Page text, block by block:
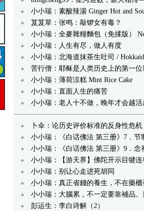
小小瑞：素酸辣湯 Ginger Hot and
芨芨草：张鸣：敲锣女有毒？
小小瑞：全麥雜糧麵包（免揉版）
小小瑞：人生有尽，做人有度
小小瑞：北海道抹茶生吐司 /
苦行僧：耶稣是人类历史上的第一
小小瑞：薄荷涼糕 Mint Rice Cake
小小瑞：直面人生的痛苦
小小瑞：老人十不做，晚年才会越
卜伞：论历史评价标准的反身性危机
小小瑞：《白话佛法 第三册》7．节
小小瑞：《白话佛法 第三册》9．
小小瑞：【游天界】佛陀开示目犍
小小瑞：别让心走进死胡同
小小瑞：真正省錢的養生，不在藥
小小瑞：大腦累，不一定要靠補品
彭运生：李白诗解（2）